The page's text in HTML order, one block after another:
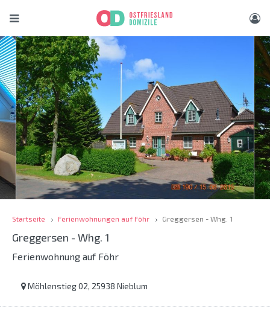
Startseite Ferienwohnungen auf Föhr Greggersen - Whg. 1
Greggersen - Whg. 1
Ferienwohnung auf Föhr
Möhlenstieg 02, 25938 Nieblum